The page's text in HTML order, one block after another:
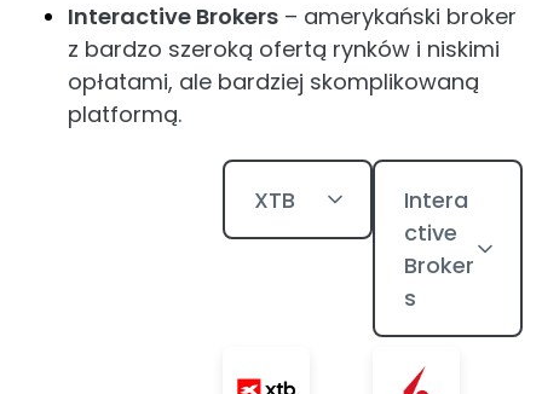
Interactive Brokers – amerykański broker
z bardzo szeroką ofertą rynków i niskimi
opłatami, ale bardziej skomplikowaną
platformą.
XTB
Intera
ctive
Broker
s